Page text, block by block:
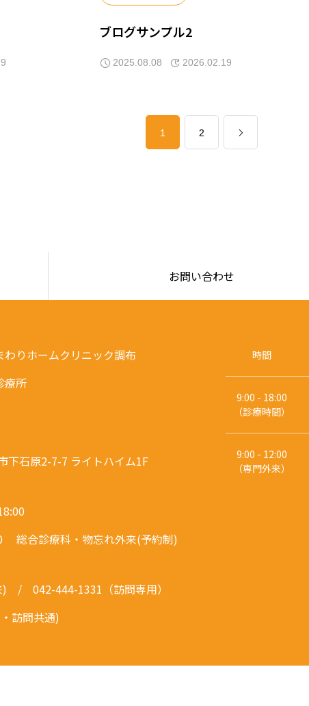
ブログサンプル2
2025.08.08 2026.02.19
1 2
お問い合わせ
りホームクリニック調布
療所
石原2-7-7 ライトハイム1F
総合診療科・物忘れ外来(予約制)
) / 042-444-1331（訪問専用）
訪問共通)
時間
9:00 - 18:00
（診療時間）
9:00 - 12:00
（専門外来）